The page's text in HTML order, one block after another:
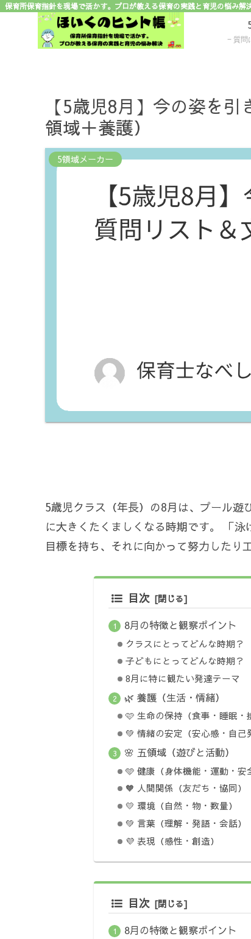
保育所保育指針を現場で活かす。プロが教える保育の実践と育児の悩み解
質問に答
【5歳児8月】今の姿を
領域＋養護）
5領域メーカー
5歳児クラス（年長）の8月は、プール遊
に大きくたくましくなる時期です。 「
目標を持ち、それに向かって努力したり
目次
8月の特徴と観察ポイント
クラスにとってどんな時期？
子どもにとってどんな時期？
8月に特に観たい発達テーマ
🌿 養護（生活・情緒）
🩷 生命の保持（食事・睡眠・
💚 情緒の安定（安心感・自己
🌸 五領域（遊びと活動）
🩵 健康（身体機能・運動・安
🧡 人間関係（友だち・協同）
💛 環境（自然・物・数量）
💚 言葉（理解・発語・会話）
💜 表現（感性・創造）
目次
8月の特徴と観察ポイント